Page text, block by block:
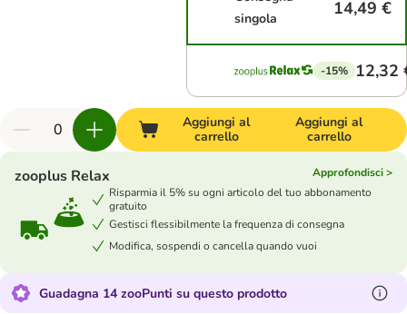
singola
14,49 €
-15% 12,32
Aggiungi al
carrello
Aggiungi al
carrello
zooplus Relax
Approfondisci >
Risparmia il 5% su ogni articolo del tuo abbonamento
gratuito
Gestisci flessibilmente la frequenza di consegna
Modifica, sospendi o cancella quando vuoi
Guadagna 14 zooPunti su questo prodotto